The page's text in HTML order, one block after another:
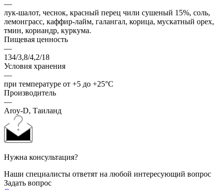
—
лук-шалот, чеснок, красный перец чили сушеный 15%, соль,
лемонграсс, каффир-лайм, галангал, корица, мускатный орех,
тмин, кориандр, куркума.
Пищевая ценность
—
134/3,8/4,2/18
Условия хранения
—
при температуре от +5 до +25°С
Производитель
—
Aroy-D, Таиланд
Нужна консультация?
Наши специалисты ответят на любой интересующий вопрос
Задать вопрос